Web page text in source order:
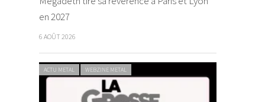
en 2027
6 AOÛT 2026
ACTU METAL WEBZINE METAL